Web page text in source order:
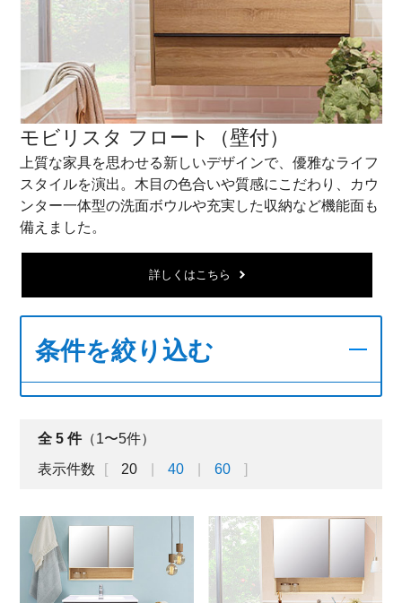
モビリスタ フロート（壁付）
上質な家具を思わせる新しいデザインで、優雅なライフ
スタイルを演出。木目の色合いや質感にこだわり、カウ
ンター一体型の洗面ボウルや充実した収納など機能面も
備えました。
詳しくはこちら
条件を絞り込む
全5 件（1〜5件）
表示件数
20 40 60